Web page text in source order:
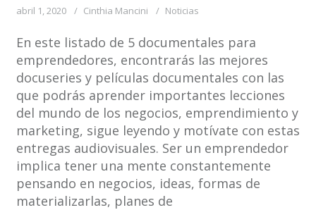
abril 1, 2020 Cinthia Mancini Noticias
En este listado de 5 documentales para
emprendedores, encontrarás las mejores
docuseries y películas documentales con las
que podrás aprender importantes lecciones
del mundo de los negocios, emprendimiento y
marketing, sigue leyendo y motívate con estas
entregas audiovisuales. Ser un emprendedor
implica tener una mente constantemente
pensando en negocios, ideas, formas de
materializarlas, planes de